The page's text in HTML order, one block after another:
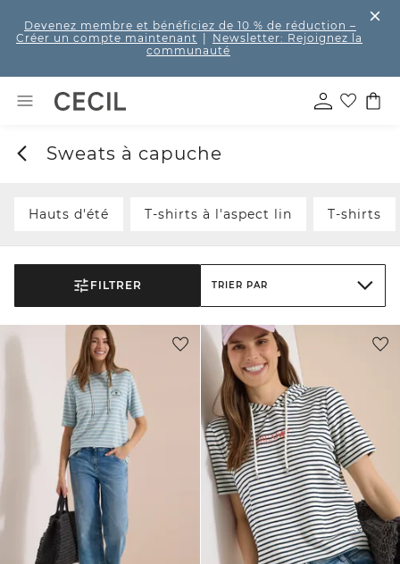
Devenez membre et bénéficiez de 10 % de réduction –
Créer un compte maintenant
Newsletter: Rejoignez la
communauté
Sweats à capuche
Hauts d'été T-shirts à l'aspect lin T-shirts
FILTRER TRIER PAR